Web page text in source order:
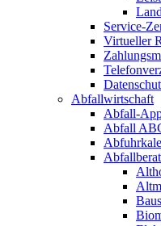
Service-
Virtueller
Abfallwirtschaft
Abfall-
Abfall